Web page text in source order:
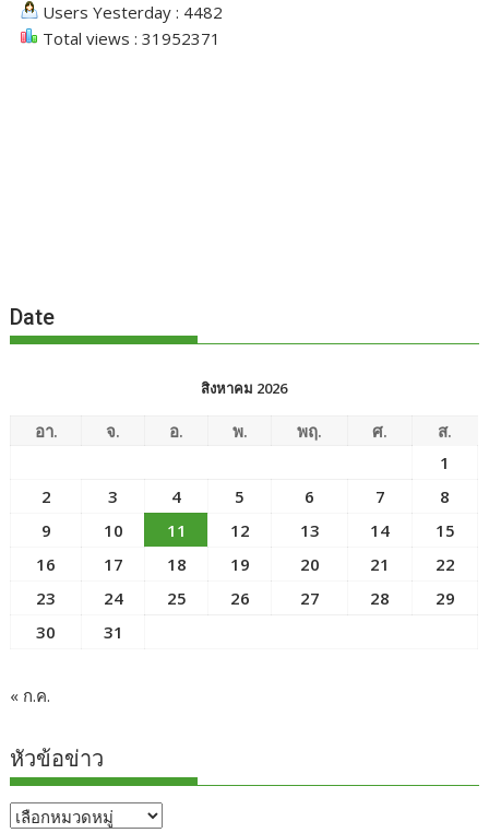
Users Yesterday : 4482
Total views : 31952371
Date
สิงหาคม 2026
อา. จ. อ. พ. พฤ. ศ.
ส.
1
2
3 4 5 6 7
8
9
10 11 12 13 14
15
16
17 18 19 20 21
22
23
24 25 26 27 28
29
30
31
« ก.ค.
หัวข้อข่าว
หัวข้อ